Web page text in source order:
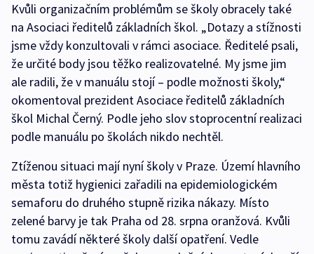
Kvůli organizačním problémům se školy obracely také
na Asociaci ředitelů základních škol. „Dotazy a stížnosti
jsme vždy konzultovali v rámci asociace. Ředitelé psali,
že určité body jsou těžko realizovatelné. My jsme jim
ale radili, že v manuálu stojí – podle možnosti školy,“
okomentoval prezident Asociace ředitelů základních
škol Michal Černý. Podle jeho slov stoprocentní realizaci
podle manuálu po školách nikdo nechtěl.
Ztíženou situaci mají nyní školy v Praze. Území hlavního
města totiž hygienici zařadili na epidemiologickém
semaforu do druhého stupně rizika nákazy. Místo
zelené barvy je tak Praha od 28. srpna oranžová. Kvůli
tomu zavádí některé školy další opatření. Vedle